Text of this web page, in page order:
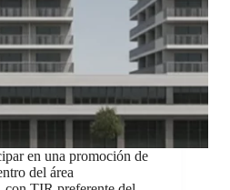
en una promoción de
del área